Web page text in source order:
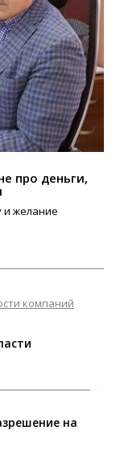
про деньги,
и желание
компаний
на